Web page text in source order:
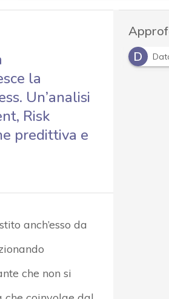
la
Un’analisi
Risk
predittiva e
anch’esso da
che non si
D